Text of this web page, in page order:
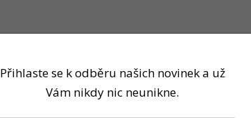
Přihlaste se k odběru našich novinek a už
Vám nikdy nic neunikne.